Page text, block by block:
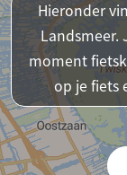
Hieronder
Landsmeer.
moment
op je fiets